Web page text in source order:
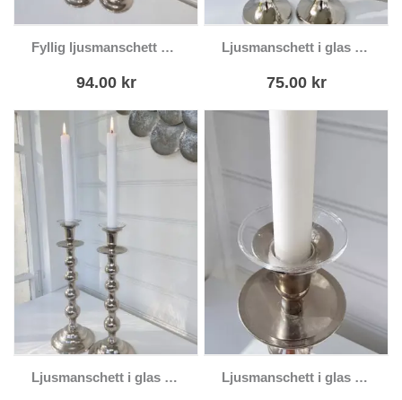
Fyllig ljusmanschett med olika vita blommor
94.00 kr
Ljusmanschett i glas diameter 7 cm
75.00 kr
Ljusmanschett i glas med silverkant Ljusmanschett i glas skålformad